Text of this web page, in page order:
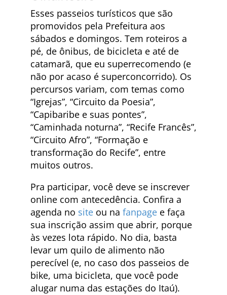
Esses passeios turísticos que são
promovidos pela Prefeitura aos
sábados e domingos. Tem roteiros a
pé, de ônibus, de bicicleta e até de
catamarã, que eu superrecomendo (e
não por acaso é superconcorrido). Os
percursos variam, com temas como
“Igrejas”, “Circuito da Poesia”,
“Capibaribe e suas pontes”,
“Caminhada noturna”, “Recife Francês”,
“Circuito Afro”, “Formação e
transformação do Recife”, entre
muitos outros.
Pra participar, você deve se inscrever
online com antecedência. Confira a
agenda no site ou na fanpage e faça
sua inscrição assim que abrir, porque
às vezes lota rápido. No dia, basta
levar um quilo de alimento não
perecível (e, no caso dos passeios de
bike, uma bicicleta, que você pode
alugar numa das estações do Itaú).